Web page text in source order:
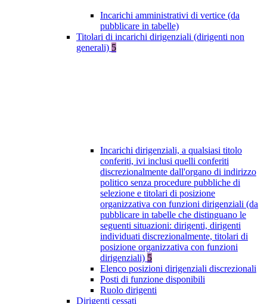
Incarichi amministrativi di vertice (da
pubblicare in tabelle)
Titolari di incarichi dirigenziali (dirigenti non
generali) 5
Incarichi dirigenziali, a qualsiasi titolo
conferiti, ivi inclusi quelli conferiti
discrezionalmente dall'organo di indirizzo
politico senza procedure pubbliche di
selezione e titolari di posizione
organizzativa con funzioni dirigenziali (da
pubblicare in tabelle che distinguano le
seguenti situazioni: dirigenti, dirigenti
individuati discrezionalmente, titolari di
posizione organizzativa con funzioni
dirigenziali) 5
Elenco posizioni dirigenziali discrezionali
Posti di funzione disponibili
Ruolo dirigenti
Dirigenti cessati